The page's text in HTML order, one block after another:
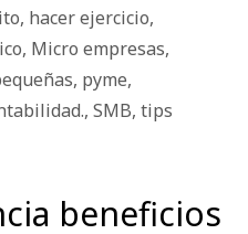
, hacer ejercicio,
, Micro empresas,
, pyme,
, SMB, tips
beneficios